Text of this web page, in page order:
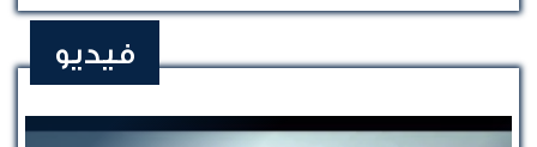
فيديو